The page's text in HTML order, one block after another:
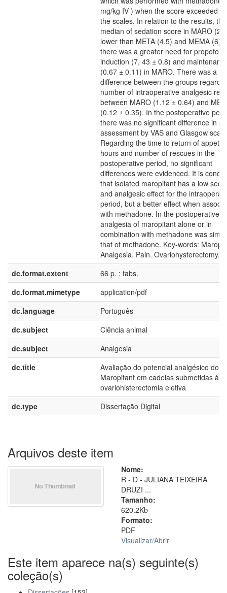
mg/kg IV ) when the score exceeded
the scales. In relation to the results, the
median of sedation score in MARO
lower than META (4.5) and MEMA (6),
there was a greater need for propofol
induction (7, 43 ± 0.8) and
(0.67 ± 0.11) in MARO. There was a
difference between the groups
number of intraoperative analgesic
between MARO (1.12 ± 0.64) and
(0.12 ± 0.35). In the postoperative
there was no significant difference in
assessment by VAS and Glasgow
Regarding the time to return of
hours and number of rescues in the
postoperative period, no significant
differences were evidenced. It is
that isolated maropitant has a low
and analgesic effect for the
period, but a better effect when
with methadone. In the postoperative
analgesia of maropitant alone or in
combination with methadone was
that of methadone. Key-words:
Analgesia. Pain. Ovariohysterectomy.
dc.format.extent
66 p. : tabs.
dc.format.mimetype
application/pdf
dc.language
Português
dc.subject
Ciência animal
dc.subject
Analgesia
dc.title
Avaliação do potencial analgésico do
Maropitant em cadelas submetidas à
ovariohisterectomia eletiva
dc.type
Dissertação Digital
Arquivos deste item
Nome:
R - D - JULIANA TEIXEIRA
DRUZI ...
Tamanho:
620.2Kb
Formato:
PDF
Visualizar/Abrir
Este item aparece na(s) seguinte(s)
coleção(s)